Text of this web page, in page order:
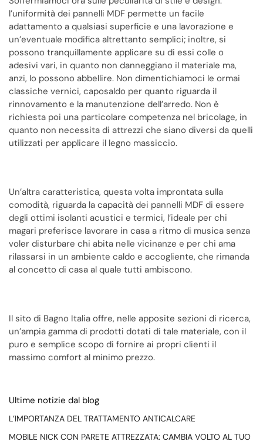
l’uniformità dei pannelli MDF permette un facile
adattamento a qualsiasi superficie e una lavorazione e
un’eventuale modifica altrettanto semplici; inoltre, si
possono tranquillamente applicare su di essi colle o
adesivi vari, in quanto non danneggiano il materiale ma,
anzi, lo possono abbellire. Non dimentichiamoci le ormai
classiche vernici, caposaldo per quanto riguarda il
rinnovamento e la manutenzione dell’arredo. Non è
richiesta poi una particolare competenza nel bricolage, in
quanto non necessita di attrezzi che siano diversi da quelli
utilizzati per applicare il legno massiccio.
Un’altra caratteristica, questa volta improntata sulla
comodità, riguarda la capacità dei pannelli MDF di essere
degli ottimi isolanti acustici e termici, l’ideale per chi
magari preferisce lavorare in casa a ritmo di musica senza
voler disturbare chi abita nelle vicinanze e per chi ama
rilassarsi in un ambiente caldo e accogliente, che rimanda
al concetto di casa al quale tutti ambiscono.
Il sito di Bagno Italia offre, nelle apposite sezioni di ricerca,
un’ampia gamma di prodotti dotati di tale materiale, con il
puro e semplice scopo di fornire ai propri clienti il
massimo comfort al minimo prezzo.
Ultime notizie dal blog
L’IMPORTANZA DEL TRATTAMENTO ANTICALCARE
MOBILE NICK CON PARETE ATTREZZATA: CAMBIA VOLTO AL TUO